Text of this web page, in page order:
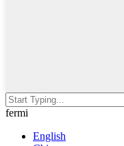
fermi
English